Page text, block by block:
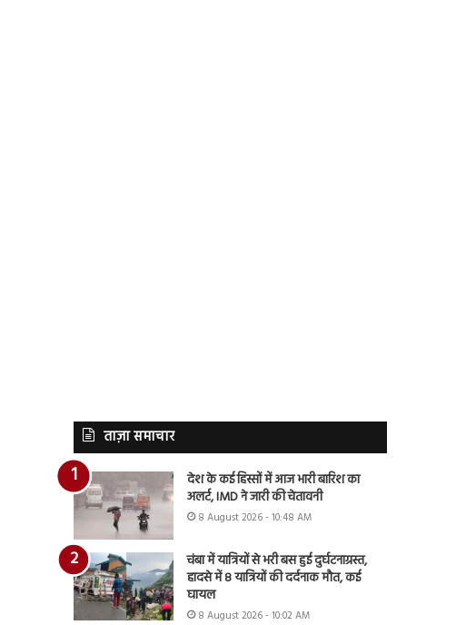
ताज़ा समाचार
देश के कई हिस्सों में आज भारी बारिश का
अलर्ट, IMD ने जारी की चेतावनी
8 August 2026 - 10:48 AM
चंबा में यात्रियों से भरी बस हुई दुर्घटनाग्रस्त,
हादसे में 8 यात्रियों की दर्दनाक मौत, कई
घायल
8 August 2026 - 10:02 AM